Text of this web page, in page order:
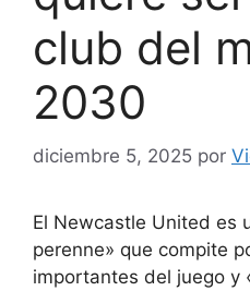
club del
2030
diciembre 5, 2025 por
El Newcastle United es
perenne» que compite
importantes del juego y